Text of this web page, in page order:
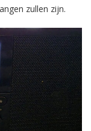
zullen zijn.